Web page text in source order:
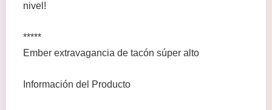
nivel!
*****
Ember extravagancia de tacón súper alto
Información del Producto